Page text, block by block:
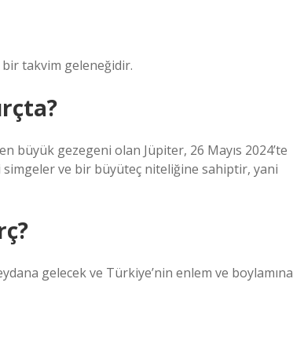
bir takvim geleneğidir.
büyük gezegeni olan Jüpiter, 26 Mayıs 2024’te
simgeler ve bir büyüteç niteliğine sahiptir, yani
gelecek ve Türkiye’nin enlem ve boylamına